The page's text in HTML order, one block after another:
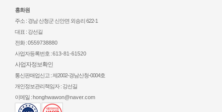
홍화원
주소 : 경남 산청군 신안면 외송리 622-1
대표 : 강선길
전화 :0559738880
사업자등록번호 :613-81-61520
사업자정보확인
통신판매업신고 : 제2002-경남산청-0004호
개인정보관리책임자 : 강선길
이메일 :honghwawon@naver.com